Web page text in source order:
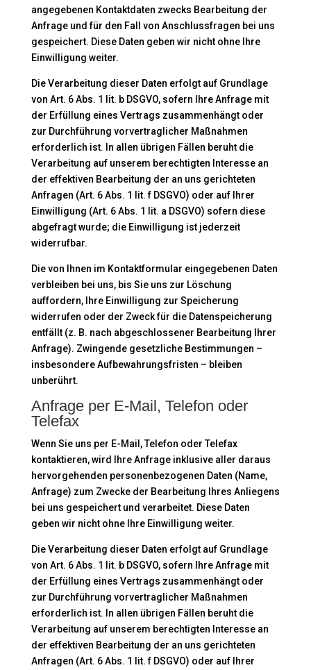
angegebenen Kontaktdaten zwecks Bearbeitung der
Anfrage und für den Fall von Anschlussfragen bei uns
gespeichert. Diese Daten geben wir nicht ohne Ihre
Einwilligung weiter.
Die Verarbeitung dieser Daten erfolgt auf Grundlage
von Art. 6 Abs. 1 lit. b DSGVO, sofern Ihre Anfrage mit
der Erfüllung eines Vertrags zusammenhängt oder
zur Durchführung vorvertraglicher Maßnahmen
erforderlich ist. In allen übrigen Fällen beruht die
Verarbeitung auf unserem berechtigten Interesse an
der effektiven Bearbeitung der an uns gerichteten
Anfragen (Art. 6 Abs. 1 lit. f DSGVO) oder auf Ihrer
Einwilligung (Art. 6 Abs. 1 lit. a DSGVO) sofern diese
abgefragt wurde; die Einwilligung ist jederzeit
widerrufbar.
Die von Ihnen im Kontaktformular eingegebenen Daten
verbleiben bei uns, bis Sie uns zur Löschung
auffordern, Ihre Einwilligung zur Speicherung
widerrufen oder der Zweck für die Datenspeicherung
entfällt (z. B. nach abgeschlossener Bearbeitung Ihrer
Anfrage). Zwingende gesetzliche Bestimmungen –
insbesondere Aufbewahrungsfristen – bleiben
unberührt.
Anfrage per E-Mail, Telefon oder
Telefax
Wenn Sie uns per E-Mail, Telefon oder Telefax
kontaktieren, wird Ihre Anfrage inklusive aller daraus
hervorgehenden personenbezogenen Daten (Name,
Anfrage) zum Zwecke der Bearbeitung Ihres Anliegens
bei uns gespeichert und verarbeitet. Diese Daten
geben wir nicht ohne Ihre Einwilligung weiter.
Die Verarbeitung dieser Daten erfolgt auf Grundlage
von Art. 6 Abs. 1 lit. b DSGVO, sofern Ihre Anfrage mit
der Erfüllung eines Vertrags zusammenhängt oder
zur Durchführung vorvertraglicher Maßnahmen
erforderlich ist. In allen übrigen Fällen beruht die
Verarbeitung auf unserem berechtigten Interesse an
der effektiven Bearbeitung der an uns gerichteten
Anfragen (Art. 6 Abs. 1 lit. f DSGVO) oder auf Ihrer